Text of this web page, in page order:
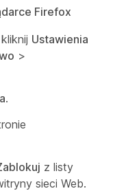
Firefox
Ustawienia
>
.
z listy
sieci Web.